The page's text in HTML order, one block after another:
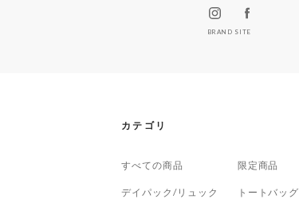
BRAND SITE
カテゴリ
すべての商品 限定商品
デイパック/リュック トートバッグ